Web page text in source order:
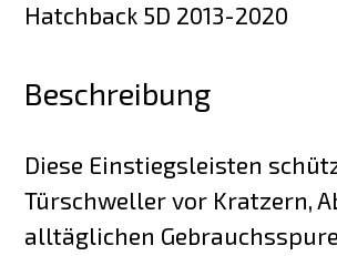
Hatchback 5D 2013-2020
Beschreibung
Diese Einstiegsleisten
Türschweller vor Kratzern,
alltäglichen